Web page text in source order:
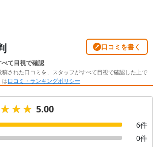
口コミを書く
て目視で確認
稿された口コミを、スタッフがすべて目視で確認した上で
は口コミ・ランキングポリシー
5.00
6件
0件